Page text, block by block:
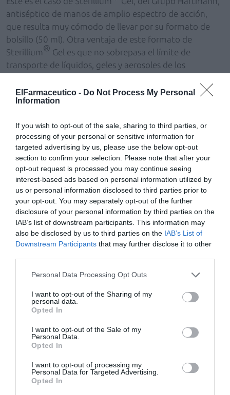
ElFarmaceutico - Do Not Process My Personal
Information
If you wish to opt-out of the sale, sharing to third parties, or
processing of your personal or sensitive information for
targeted advertising by us, please use the below opt-out
section to confirm your selection. Please note that after your
opt-out request is processed you may continue seeing
interest-based ads based on personal information utilized by
us or personal information disclosed to third parties prior to
your opt-out. You may separately opt-out of the further
disclosure of your personal information by third parties on the
IAB’s list of downstream participants. This information may
also be disclosed by us to third parties on the IAB’s List of
Downstream Participants that may further disclose it to other
Personal Data Processing Opt Outs
I want to opt-out of the Sharing of my
personal data.
Opted In
I want to opt-out of the Sale of my
Personal Data.
Opted In
I want to opt-out of processing my
Personal Data for Targeted Advertising.
Opted In
antiséptico de manos de amplio espectro de acción,
que resulta muy cómodo de llevar por su formato de
bolsillo (50 ml). Otra ventaja de este formato de
Sterillium® Gel es que no sobrepasa el límite de
transporte de líquidos, geles y aerosoles de los
dermatológico hidratante protector que proporciona
Sterillium®Gel es otra ventaja en condiciones
AñadirEl Farmacéuticocomo fuente preferida
de Google de forma gratuita
Mantente informado con las últimas noticias de actualidad.
ACTIVAR AHORA
Tags
sterillium gel
Grupo HARTMANN
Destacados
de uso humano: seguridad y
trazabilidad